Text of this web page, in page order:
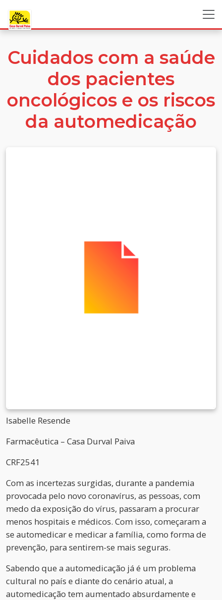
Cuidados com a saúde
dos pacientes
oncológicos e os riscos
da automedicação
Isabelle Resende
Farmacêutica – Casa Durval Paiva
CRF2541
Com as incertezas surgidas, durante a pandemia
provocada pelo novo coronavírus, as pessoas, com
medo da exposição do vírus, passaram a procurar
menos hospitais e médicos. Com isso, começaram a
se automedicar e medicar a família, como forma de
prevenção, para sentirem-se mais seguras.
Sabendo que a automedicação já é um problema
cultural no país e diante do cenário atual, a
automedicação tem aumentado absurdamente e